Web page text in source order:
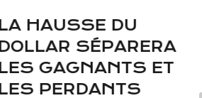
LA HAUSSE DU
DOLLAR SÉPARERA
LES GAGNANTS ET
LES PERDANTS